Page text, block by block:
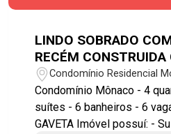
LINDO SOBRADO
RECÉM
06 VAGAS DE
Condomínio Residencial
Campos/SP
Condomínio Mônaco - 4
suítes - 6 banheiros - 6 vagas de garagem
GAVETA Imóvel possuí: - Suíte master com